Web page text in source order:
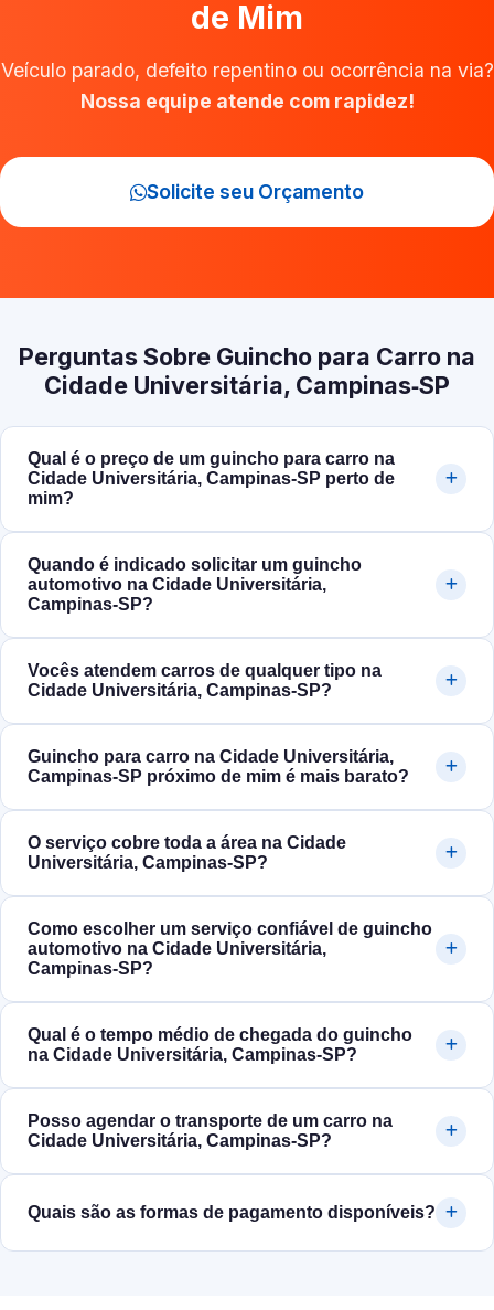
de Mim
Veículo parado, defeito repentino ou ocorrência na via?
Nossa equipe atende com rapidez!
Solicite seu Orçamento
Perguntas Sobre Guincho para Carro na
Cidade Universitária, Campinas‑SP
Qual é o preço de um guincho para carro na
Cidade Universitária, Campinas‑SP perto de
mim?
Quando é indicado solicitar um guincho
automotivo na Cidade Universitária,
Campinas‑SP?
Vocês atendem carros de qualquer tipo na
Cidade Universitária, Campinas‑SP?
Guincho para carro na Cidade Universitária,
Campinas‑SP próximo de mim é mais barato?
O serviço cobre toda a área na Cidade
Universitária, Campinas‑SP?
Como escolher um serviço confiável de guincho
automotivo na Cidade Universitária,
Campinas‑SP?
Qual é o tempo médio de chegada do guincho
na Cidade Universitária, Campinas‑SP?
Posso agendar o transporte de um carro na
Cidade Universitária, Campinas‑SP?
Quais são as formas de pagamento disponíveis?